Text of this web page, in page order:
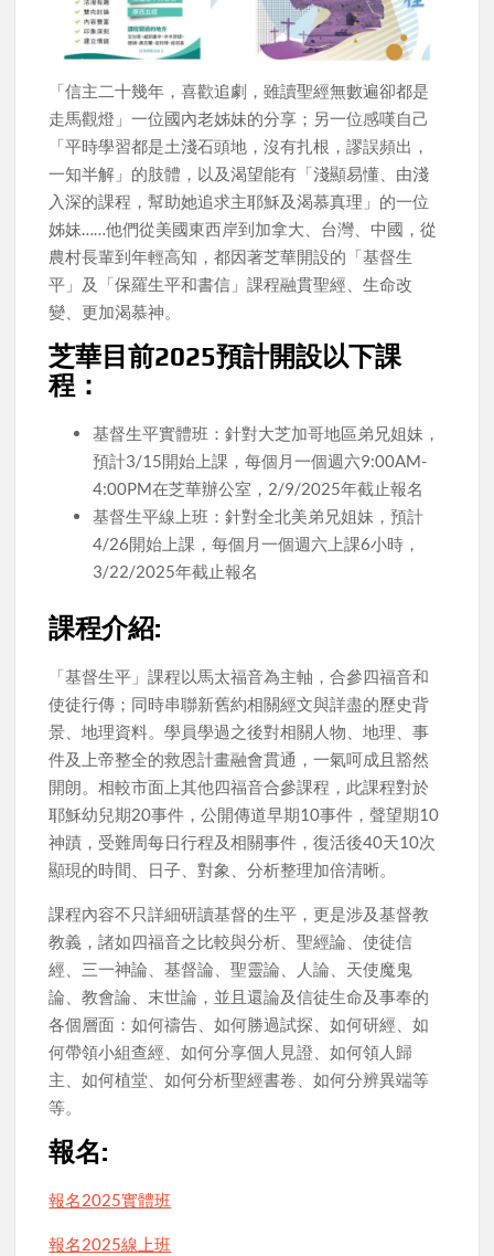
「信主二十幾年，喜歡追劇，雖讀聖經無數遍卻都是
走馬觀燈」一位國內老姊妹的分享；另一位感嘆自己
「平時學習都是土淺石頭地，沒有扎根，謬誤頻出，
一知半解」的肢體，以及渴望能有「淺顯易懂、由淺
入深的課程，幫助她追求主耶穌及渴慕真理」的一位
姊妹……他們從美國東西岸到加拿大、台灣、中國，從
農村長輩到年輕高知，都因著芝華開設的「基督生
平」及「保羅生平和書信」課程融貫聖經、生命改
變、更加渴慕神。
芝華目前2025預計開設以下課
程：
基督生平實體班：針對大芝加哥地區弟兄姐妹，
預計3/15開始上課，每個月一個週六9:00AM-
4:00PM在芝華辦公室，2/9/2025年截止報名
基督生平線上班：針對全北美弟兄姐妹，預計
4/26開始上課，每個月一個週六上課6小時，
3/22/2025年截止報名
課程介紹:
「基督生平」課程以馬太福音為主軸，合參四福音和
使徒行傳；同時串聯新舊約相關經文與詳盡的歷史背
景、地理資料。學員學過之後對相關人物、地理、事
件及上帝整全的救恩計畫融會貫通，一氣呵成且豁然
開朗。相較市面上其他四福音合參課程，此課程對於
耶穌幼兒期20事件，公開傳道早期10事件，聲望期10
神蹟，受難周每日行程及相關事件，復活後40天10次
顯現的時間、日子、對象、分析整理加倍清晰。
課程內容不只詳細研讀基督的生平，更是涉及基督教
教義，諸如四福音之比較與分析、聖經論、使徒信
經、三一神論、基督論、聖靈論、人論、天使魔鬼
論、教會論、末世論，並且還論及信徒生命及事奉的
各個層面：如何禱告、如何勝過試探、如何研經、如
何帶領小組查經、如何分享個人見證、如何領人歸
主、如何植堂、如何分析聖經書卷、如何分辨異端等
等。
報名:
報名2025實體班
報名2025線上班